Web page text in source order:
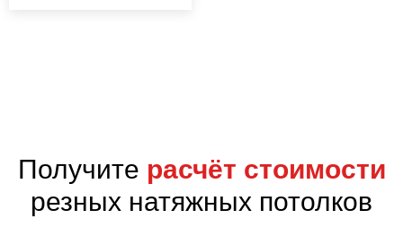
Получите расчёт стоимости
резных натяжных потолков